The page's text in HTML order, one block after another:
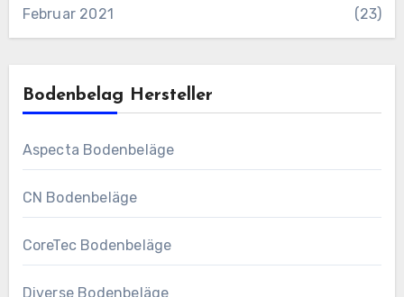
Februar 2021 (23)
Bodenbelag Hersteller
Aspecta Bodenbeläge
CN Bodenbeläge
CoreTec Bodenbeläge
Diverse Bodenbeläge